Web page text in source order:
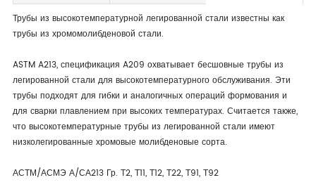
Трубы из высокотемпературной легированной стали известны как
трубы из хромомолибденовой стали.
ASTM A213, спецификация A209 охватывает бесшовные трубы из
легированной стали для высокотемпературного обслуживания. Эти
трубы подходят для гибки и аналогичных операций формования и
для сварки плавлением при высоких температурах. Считается также,
что высокотемпературные трубы из легированной стали имеют
низколегированные хромовые молибденовые сорта.
АСТМ/АСМЭ А/СА213 Гр. Т2, Т11, Т12, Т22, Т91, Т92